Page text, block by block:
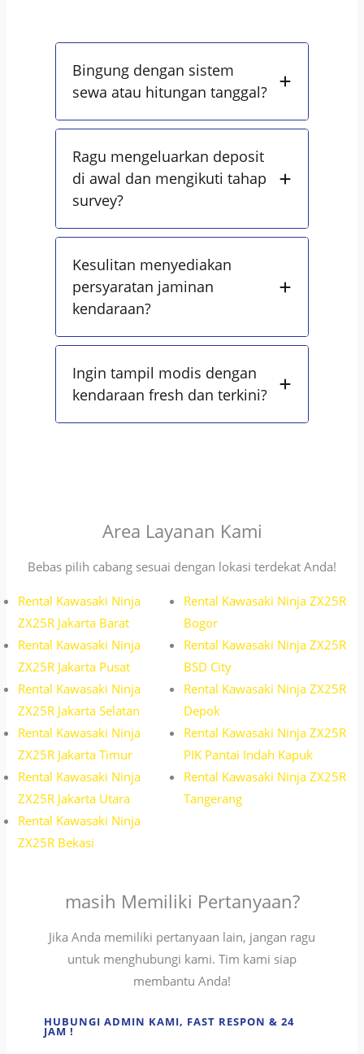
Bingung dengan sistem
sewa atau hitungan tanggal?
Ragu mengeluarkan deposit
di awal dan mengikuti tahap
survey?
Kesulitan menyediakan
persyaratan jaminan
kendaraan?
Ingin tampil modis dengan
kendaraan fresh dan terkini?
Area Layanan Kami
Bebas pilih cabang sesuai dengan lokasi terdekat Anda!
Rental Kawasaki Ninja
ZX25R Jakarta Barat
Rental Kawasaki Ninja
ZX25R Jakarta Pusat
Rental Kawasaki Ninja
ZX25R Jakarta Selatan
Rental Kawasaki Ninja
ZX25R Jakarta Timur
Rental Kawasaki Ninja
ZX25R Jakarta Utara
Rental Kawasaki Ninja
ZX25R Bekasi
Rental Kawasaki Ninja ZX25R
Bogor
Rental Kawasaki Ninja ZX25R
BSD City
Rental Kawasaki Ninja ZX25R
Depok
Rental Kawasaki Ninja ZX25R
PIK Pantai Indah Kapuk
Rental Kawasaki Ninja ZX25R
Tangerang
masih Memiliki Pertanyaan?
Jika Anda memiliki pertanyaan lain, jangan ragu
untuk menghubungi kami. Tim kami siap
membantu Anda!
HUBUNGI ADMIN KAMI, FAST RESPON & 24
JAM !